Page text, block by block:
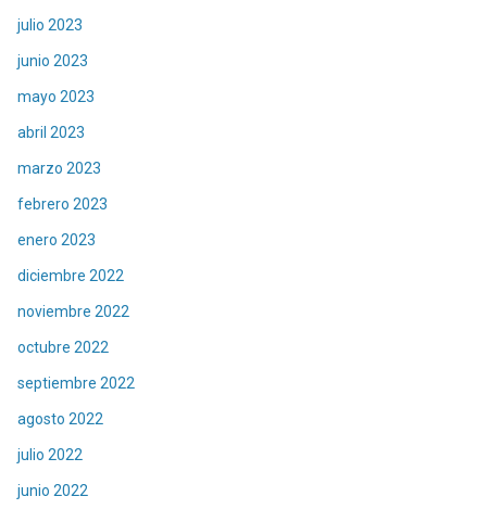
julio 2023
junio 2023
mayo 2023
abril 2023
marzo 2023
febrero 2023
enero 2023
diciembre 2022
noviembre 2022
octubre 2022
septiembre 2022
agosto 2022
julio 2022
junio 2022